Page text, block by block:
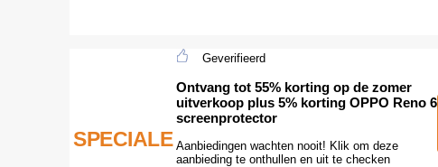
SPECIALE
Geverifieerd
Ontvang tot 55% korting op de zomer
uitverkoop plus 5% korting OPPO Reno 6
screenprotector
Aanbiedingen wachten nooit! Klik om deze
aanbieding te onthullen en uit te checken